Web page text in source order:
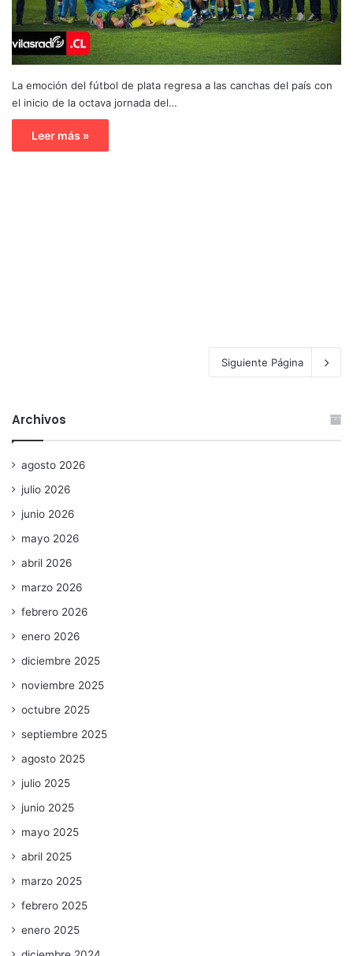
La emoción del fútbol de plata regresa a las canchas del país con
el inicio de la octava jornada del…
Leer más »
Siguiente Página
Archivos
agosto 2026
julio 2026
junio 2026
mayo 2026
abril 2026
marzo 2026
febrero 2026
enero 2026
diciembre 2025
noviembre 2025
octubre 2025
septiembre 2025
agosto 2025
julio 2025
junio 2025
mayo 2025
abril 2025
marzo 2025
febrero 2025
enero 2025